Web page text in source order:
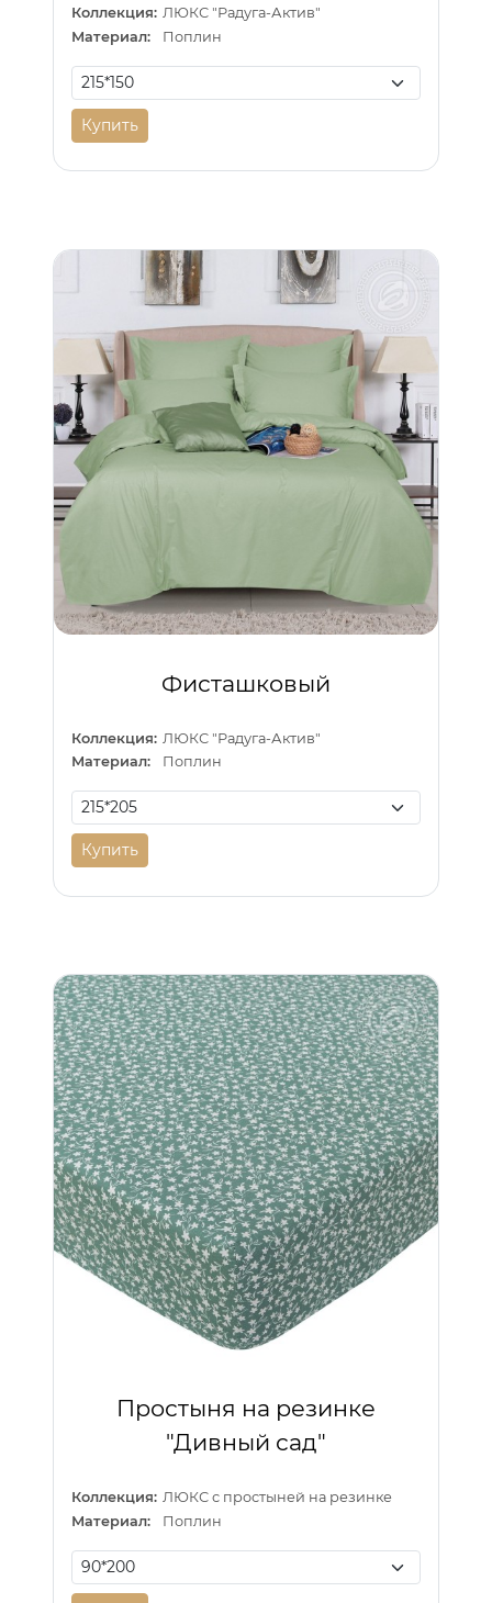
Коллекция: ЛЮКС "Радуга-Актив"
Материал:
Поплин
Купить
Фисташковый
Коллекция: ЛЮКС "Радуга-Актив"
Материал:
Поплин
Купить
Простыня на резинке
"Дивный сад"
Коллекция: ЛЮКС с простыней на резинке
Материал:
Поплин